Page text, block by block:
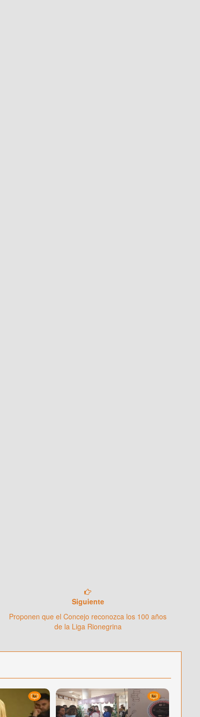
Siguiente
Proponen que el Concejo reconozca los 100 años
de la Liga Rionegrina